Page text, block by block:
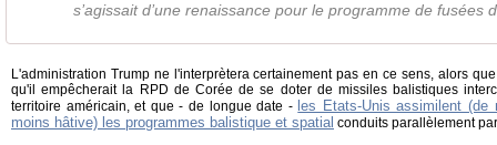
s’agissait d’une renaissance pour le programme de fusées
L'administration Trump ne l'interprètera certainement pas en ce sens, alors
qu'il empêcherait la RPD de Corée de se doter de missiles balistiques
territoire américain, et que - de longue date - les Etats-Unis assimilent
moins hâtive) les programmes balistique et spatial conduits parallèlement